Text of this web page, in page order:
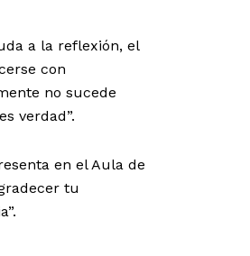
a la reflexión, el
con
no sucede
verdad”.
en el Aula de
tu